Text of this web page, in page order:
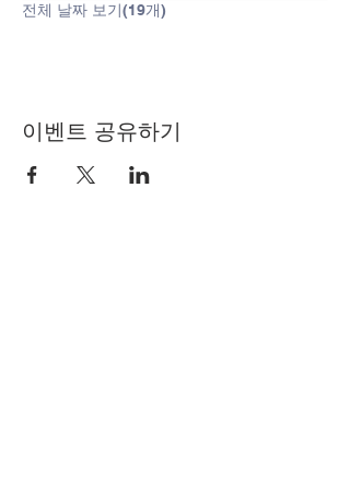
전체 날짜 보기(19개)
이벤트 공유하기